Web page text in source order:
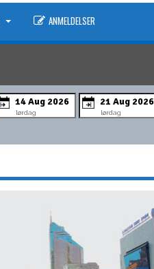
ANMELDELSER
lørdag lørdag